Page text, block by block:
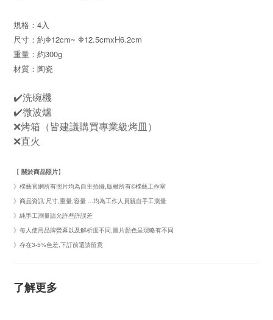
規格：4入
尺寸：約Φ12cm~ Φ12.5cmxH6.2cm
重量：約300g
材質：陶瓷
✔️洗碗機
✔️微波爐
❌烤箱（皆建議購買專業級烤皿）
❌直火
【 關於商品照片】
》樸藝官網所有照片均為自主拍攝,版權所有©樸藝工作室
》商品資訊:尺寸,重量,容量 ...均為工作人員親自手工測量
》純手工測量請允許些許誤差
》每人使用品牌熒幕以及解析度不同,圖片顏色呈現略有不同
》存在3-5%色差,下訂前還請留意
了解更多